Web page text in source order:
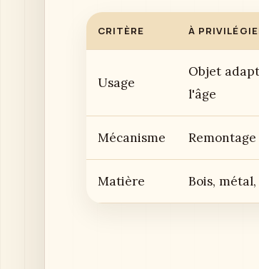
CRITÈRE À
Usage
Objet
l'âge
Mécanisme
Matière Bois,